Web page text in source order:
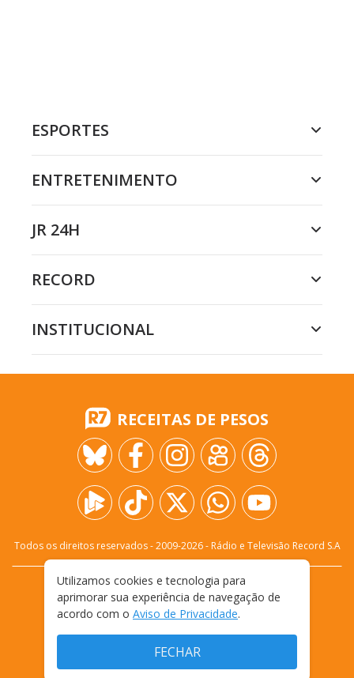
ESPORTES
ENTRETENIMENTO
JR 24H
RECORD
INSTITUCIONAL
RECEITAS DE PESOS
Todos os direitos reservados - 2009-2026- Rádio e Televisão Record S.A
FALE CONOSCO
PRIVACIDADE
TERMOS E CONDIÇÕES DE USO
Utilizamos cookies e tecnologia para
aprimorar sua experiência de navegação de
acordo com o Aviso de Privacidade.
FECHAR